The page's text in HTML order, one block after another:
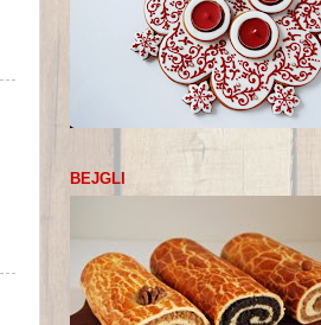
BEJGLI